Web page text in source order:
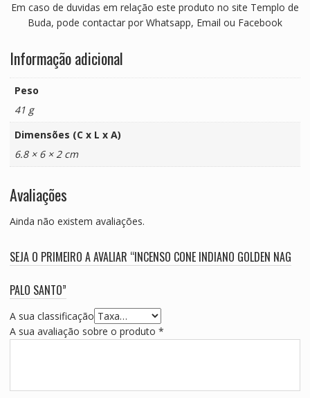
Em caso de duvidas em relação este produto no site Templo de
Buda, pode contactar por Whatsapp, Email ou Facebook
Informação adicional
Peso
41 g
Dimensões (C x L x A)
6.8 × 6 × 2 cm
Avaliações
Ainda não existem avaliações.
SEJA O PRIMEIRO A AVALIAR “INCENSO CONE INDIANO GOLDEN NAG
PALO SANTO”
A sua classificação
A sua avaliação sobre o produto *